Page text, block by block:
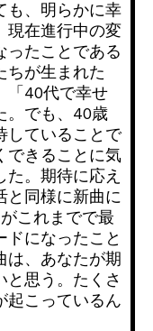
、 明らかに幸
現在進行中の変
ったことである
ちが生まれた
40代で幸せ
でも、 40歳
していることで
できることに気
た。期待に応え
と同様に新曲に
これまでで最
ドになったこと
、 あなたが期
思う。 たくさ
起こっているん